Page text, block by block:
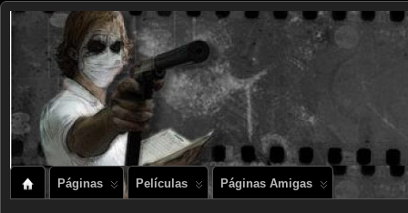
Páginas Películas Páginas Amigas